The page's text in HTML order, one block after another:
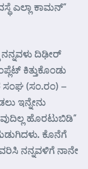
ಎಲ್ಲಾ ಕಾಮನ್”
ನನ್ನವಳು ದಿಢೀರ್‍
ಕಿತ್ತುಕೊಂಡು
ಸಂಘ (ಸಂ.ರಂ) –
ಇನ್ನೇನು
ಹೊರಟುಬಿಡಿ”
ಕೊನೆಗೆ
ನನ್ನವಳಿಗೆ ನಾನೇ